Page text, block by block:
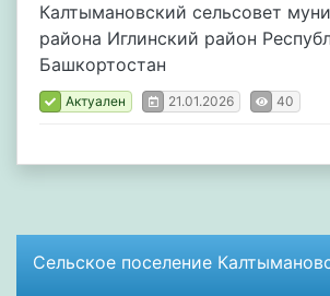
Калтымановский сельсовет
района Иглинский район
Башкортостан
Актуален 21.01.2026 40
Сельское поселение